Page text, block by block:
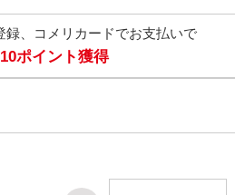
録、コメリカードでお支払いで
10ポイント獲得